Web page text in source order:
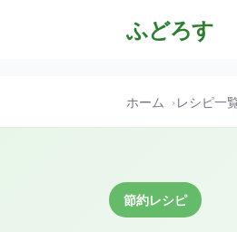
ふどろす
ホーム レシピ一
節約レシピ